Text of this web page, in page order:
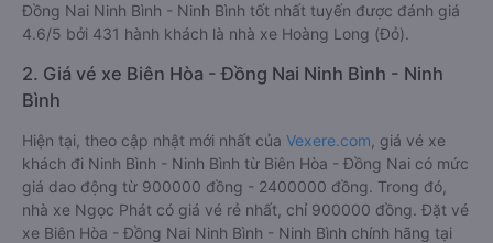
Đồng Nai Ninh Bình - Ninh Bình tốt nhất tuyến được đánh giá
4.6/5 bởi 431 hành khách là nhà xe Hoàng Long (Đỏ).
2. Giá vé xe Biên Hòa - Đồng Nai Ninh Bình - Ninh
Bình
Hiện tại, theo cập nhật mới nhất của Vexere.com , giá vé xe
khách đi Ninh Bình - Ninh Bình từ Biên Hòa - Đồng Nai có mức
giá dao động từ 900000 đồng - 2400000 đồng. Trong đó,
nhà xe Ngọc Phát có giá vé rẻ nhất, chỉ 900000 đồng. Đặt vé
xe Biên Hòa - Đồng Nai Ninh Bình - Ninh Bình chính hãng tại